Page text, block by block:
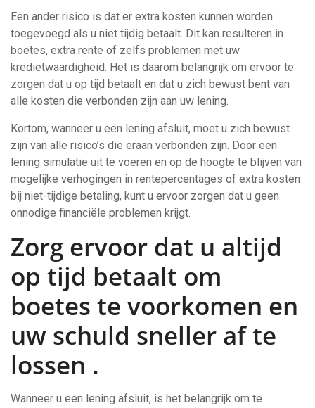
Een ander risico is dat er extra kosten kunnen worden
toegevoegd als u niet tijdig betaalt. Dit kan resulteren in
boetes, extra rente of zelfs problemen met uw
kredietwaardigheid. Het is daarom belangrijk om ervoor te
zorgen dat u op tijd betaalt en dat u zich bewust bent van
alle kosten die verbonden zijn aan uw lening.
Kortom, wanneer u een lening afsluit, moet u zich bewust
zijn van alle risico’s die eraan verbonden zijn. Door een
lening simulatie uit te voeren en op de hoogte te blijven van
mogelijke verhogingen in rentepercentages of extra kosten
bij niet-tijdige betaling, kunt u ervoor zorgen dat u geen
onnodige financiële problemen krijgt.
Zorg ervoor dat u altijd
op tijd betaalt om
boetes te voorkomen en
uw schuld sneller af te
lossen .
Wanneer u een lening afsluit, is het belangrijk om te